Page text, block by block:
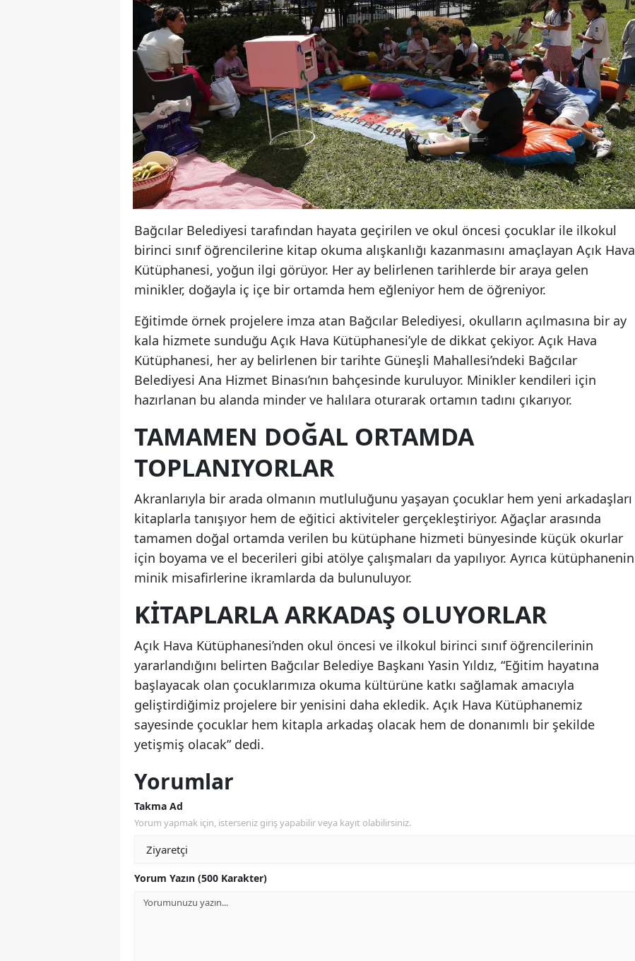
Bağcılar Belediyesi tarafından hayata geçirilen ve okul öncesi çocuklar ile ilkokul
birinci sınıf öğrencilerine kitap okuma alışkanlığı kazanmasını amaçlayan Açık Hava
Kütüphanesi, yoğun ilgi görüyor. Her ay belirlenen tarihlerde bir araya gelen
minikler, doğayla iç içe bir ortamda hem eğleniyor hem de öğreniyor.
Eğitimde örnek projelere imza atan Bağcılar Belediyesi, okulların açılmasına bir ay
kala hizmete sunduğu Açık Hava Kütüphanesi’yle de dikkat çekiyor. Açık Hava
Kütüphanesi, her ay belirlenen bir tarihte Güneşli Mahallesi’ndeki Bağcılar
Belediyesi Ana Hizmet Binası’nın bahçesinde kuruluyor. Minikler kendileri için
hazırlanan bu alanda minder ve halılara oturarak ortamın tadını çıkarıyor.
TAMAMEN DOĞAL ORTAMDA
TOPLANIYORLAR
Akranlarıyla bir arada olmanın mutluluğunu yaşayan çocuklar hem yeni arkadaşları
kitaplarla tanışıyor hem de eğitici aktiviteler gerçekleştiriyor. Ağaçlar arasında
tamamen doğal ortamda verilen bu kütüphane hizmeti bünyesinde küçük okurlar
için boyama ve el becerileri gibi atölye çalışmaları da yapılıyor. Ayrıca kütüphanenin
minik misafirlerine ikramlarda da bulunuluyor.
KITAPLARLA ARKADAŞ OLUYORLAR
Açık Hava Kütüphanesi’nden okul öncesi ve ilkokul birinci sınıf öğrencilerinin
yararlandığını belirten Bağcılar Belediye Başkanı Yasin Yıldız, “Eğitim hayatına
başlayacak olan çocuklarımıza okuma kültürüne katkı sağlamak amacıyla
geliştirdiğimiz projelere bir yenisini daha ekledik. Açık Hava Kütüphanemiz
sayesinde çocuklar hem kitapla arkadaş olacak hem de donanımlı bir şekilde
yetişmiş olacak” dedi.
Yorumlar
Takma Ad
Yorum yapmak için, isterseniz giriş yapabilir veya kayıt olabilirsiniz.
Yorum Yazın (500 Karakter)